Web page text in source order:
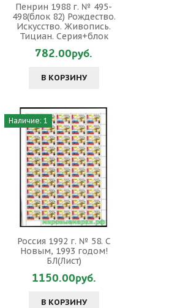
Пенрин 1988 г. № 495-
498(блок 82) Рождество.
Искусство. Живопись.
Тициан. Серия+блок
782.00руб.
В КОРЗИНУ
Наличие: 1
Россия 1992 г. № 58. С
Новым, 1993 годом!
БЛ(Лист)
1150.00руб.
В КОРЗИНУ